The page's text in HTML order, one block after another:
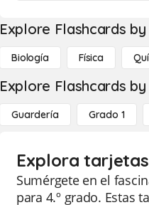
Explore Flashcards
Biología Física
Explore Flashcards by
Guardería Grado 1
Explora
Sumérgete en el
para 4.º grado. Estas